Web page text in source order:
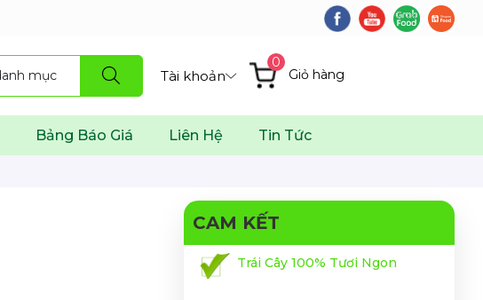
Tài khoản
0
Giỏ hàng
Bảng Báo Giá Liên Hệ Tin Tức
CAM KẾT
Trái Cây 100% Tươi Ngon